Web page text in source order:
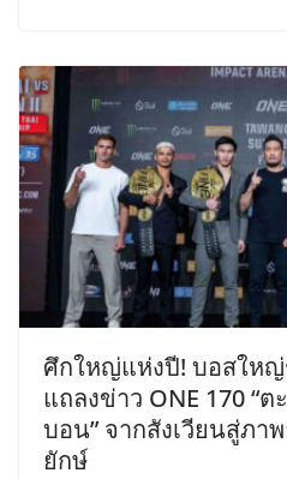
ศึกใหญ่แห่งปี! บอสให
แถลงข่าว ONE 170 “
บอน” จากสังเวียนสู่ภ
ยักษ์